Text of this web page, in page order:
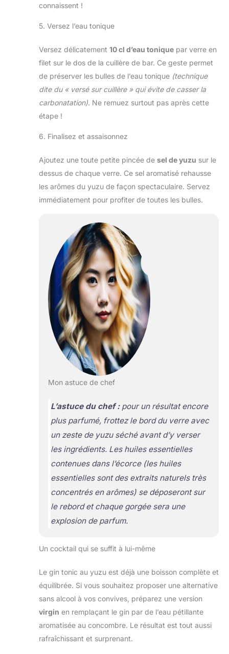
connaissent !
5. Versez l’eau tonique
Versez délicatement 10 cl d’eau tonique par verre en
filet sur le dos de la cuillère de bar. Ce geste permet
de préserver les bulles de l’eau tonique (technique
dite du « versé sur cuillère » qui évite de casser la
carbonatation). Ne remuez surtout pas après cette
étape !
6. Finalisez et assaisonnez
Ajoutez une toute petite pincée de sel de yuzu sur le
dessus de chaque verre. Ce sel aromatisé rehausse
les arômes du yuzu de façon spectaculaire. Servez
immédiatement pour profiter de toutes les bulles.
Mon astuce de chef
L’astuce du chef :pour un résultat encore
plus parfumé, frottez le bord du verre avec
un zeste de yuzu séché avant d’y verser
les ingrédients. Les huiles essentielles
contenues dans l’écorce (les huiles
essentielles sont des extraits naturels très
concentrés en arômes)se déposeront sur
le rebord et chaque gorgée sera une
explosion de parfum.
Un cocktail qui se suffit à lui-même
Le gin tonic au yuzu est déjà une boisson complète et
équilibrée. Si vous souhaitez proposer une alternative
sans alcool à vos convives, préparez une version
virgin en remplaçant le gin par de l’eau pétillante
aromatisée au concombre. Le résultat est tout aussi
rafraîchissant et surprenant.